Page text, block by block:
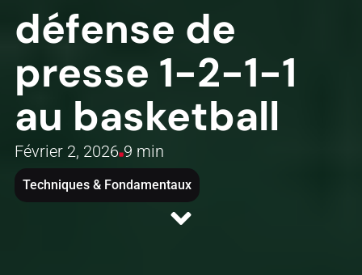
défense de
presse 1-2-1-1
au basketball
Février 2, 2026 9 min
Techniques & Fondamentaux